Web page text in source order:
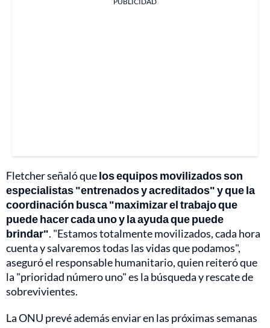
Fletcher señaló quelos equipos movilizados son
especialistas "entrenados y acreditados" y que la
coordinación busca "maximizar el trabajo que
puede hacer cada uno y la ayuda que puede
brindar". "Estamos totalmente movilizados, cada hora
cuenta y salvaremos todas las vidas que podamos",
aseguró el responsable humanitario, quien reiteró que
la "prioridad número uno" es la búsqueda y rescate de
sobrevivientes.
La ONU prevé además enviar en las próximas semanas